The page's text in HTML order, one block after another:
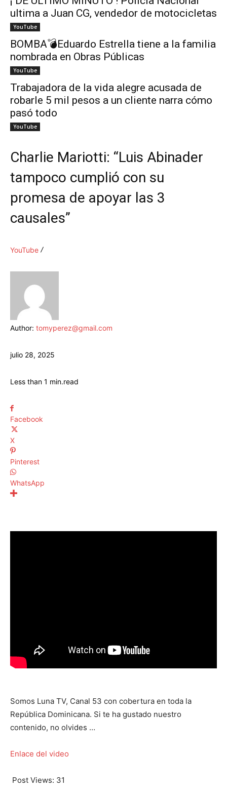
ultima a Juan CG, vendedor de motocicletas
YouTube
BOMBA💣Eduardo Estrella tiene a la familia
nombrada en Obras Públicas
YouTube
Trabajadora de la vida alegre acusada de
robarle 5 mil pesos a un cliente narra cómo
pasó todo
YouTube
Charlie Mariotti: “Luis Abinader
tampoco cumplió con su
promesa de apoyar las 3
causales”
YouTube
Author: tomyperez@gmail.com
julio 28, 2025
Less than 1 min.read
Facebook
X
Pinterest
WhatsApp
Somos Luna TV, Canal 53 con cobertura en toda la
República Dominicana. Si te ha gustado nuestro
contenido, no olvides …
Enlace del video
Post Views: 31